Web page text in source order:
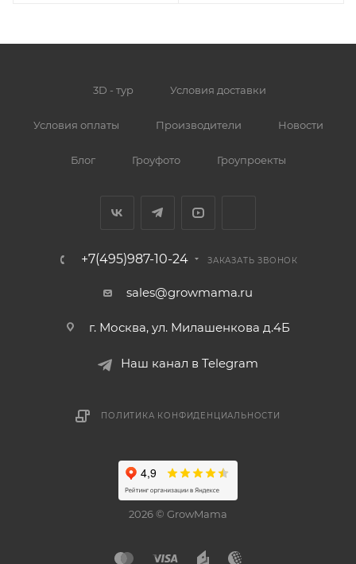
3D - тур Условия доставки
Условия оплаты Производители Новости
Блог Гроуфото Гроупроекты
+7(495)987-10-24 ЗАКАЗАТЬ ЗВОНОК
sales@growmama.ru
г. Москва, ул. Милашенкова д.4Б
Наш канал в Telegram
ПОЛИТИКА КОНФИДЕНЦИАЛЬНОСТИ
2026 © GrowMama